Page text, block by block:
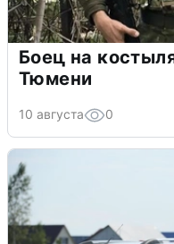
Боец на
Тюмени
10 августа 0